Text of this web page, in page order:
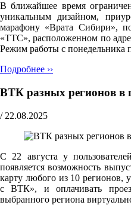
В ближайшее время
уникальным дизайном,
марафону «Врата Сибири»,
«ТТС», расположенном по
Pежим работы с понедельника
Подробнее ››
ВТК разных регионов
/ 22.08.2025
С 22 августа у
появляется возможность
карту любого из 10 регионов,
с ВТК», и оплачивать
выбранного региона